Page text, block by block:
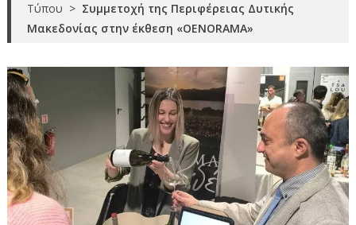
Τύπου > Συμμετοχή της Περιφέρειας Δυτικής
Μακεδονίας στην έκθεση «OENORAMA»